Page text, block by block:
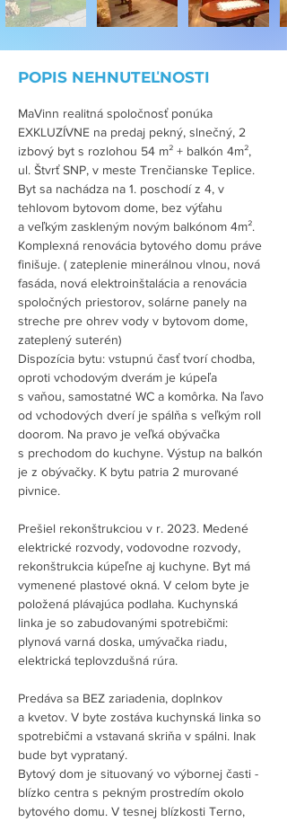
POPIS NEHNUTEĽNOSTI
MaVinn realitná spoločnosť ponúka
EXKLUZÍVNE na predaj pekný, slnečný, 2
izbový byt s rozlohou 54 m² + balkón 4m²,
ul. Štvrť SNP, v meste Trenčianske Teplice.
Byt sa nachádza na 1. poschodí z 4, v
tehlovom bytovom dome, bez výťahu
a veľkým zaskleným novým balkónom 4m².
Komplexná renovácia bytového domu práve
finišuje. ( zateplenie minerálnou vlnou, nová
fasáda, nová elektroinštalácia a renovácia
spoločných priestorov, solárne panely na
streche pre ohrev vody v bytovom dome,
zateplený suterén)
Dispozícia bytu: vstupnú časť tvorí chodba,
oproti vchodovým dverám je kúpeľa
s vaňou, samostatné WC a komôrka. Na ľavo
od vchodových dverí je spálňa s veľkým roll
doorom. Na pravo je veľká obývačka
s prechodom do kuchyne. Výstup na balkón
je z obývačky. K bytu patria 2 murované
pivnice.
Prešiel rekonštrukciou v r. 2023. Medené
elektrické rozvody, vodovodne rozvody,
rekonštrukcia kúpeľne aj kuchyne. Byt má
vymenené plastové okná. V celom byte je
položená plávajúca podlaha. Kuchynská
linka je so zabudovanými spotrebičmi:
plynová varná doska, umývačka riadu,
elektrická teplovzdušná rúra.
Predáva sa BEZ zariadenia, doplnkov
a kvetov. V byte zostáva kuchynská linka so
spotrebičmi a vstavaná skriňa v spálni. Inak
bude byt vyprataný.
Bytový dom je situovaný vo výbornej časti -
blízko centra s pekným prostredím okolo
bytového domu. V tesnej blízkosti Terno,